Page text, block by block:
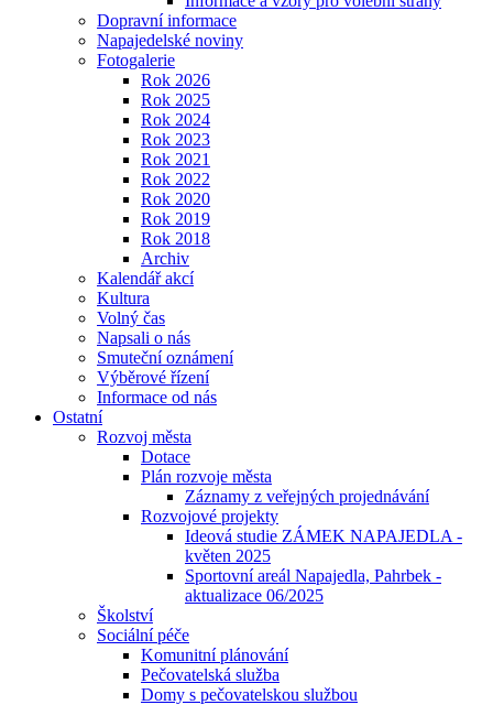
Dopravní informace
Napajedelské noviny
Fotogalerie
Rok 2026
Rok 2025
Rok 2024
Rok 2023
Rok 2021
Rok 2022
Rok 2020
Rok 2019
Rok 2018
Archiv
Kalendář akcí
Kultura
Volný čas
Napsali o nás
Smuteční oznámení
Výběrové řízení
Informace od nás
Ostatní
Rozvoj města
Dotace
Plán rozvoje města
Záznamy z veřejných projednávání
Rozvojové projekty
Ideová studie ZÁMEK NAPAJEDLA -
květen 2025
Sportovní areál Napajedla, Pahrbek -
aktualizace 06/2025
Školství
Sociální péče
Komunitní plánování
Pečovatelská služba
Domy s pečovatelskou službou